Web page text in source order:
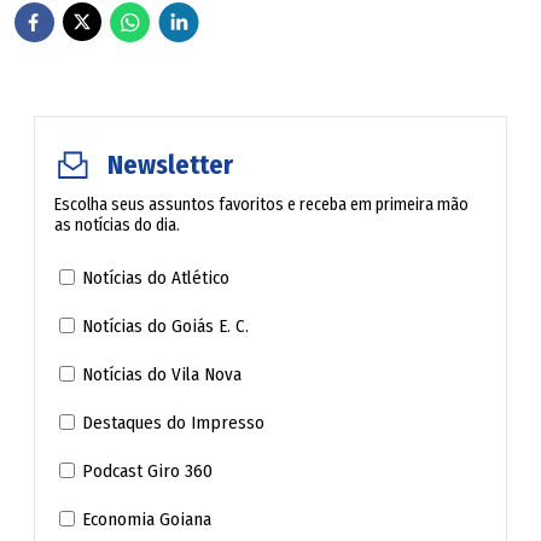
dever inalienável de defender a correta aplicação da lei e
o pior dos criminosos. A Constituição Nacional não faz
diferença.
Heráclito Fontoura Sobral Pinto, renomado criminalista e
covardes."
solitário no campo, necessita de coragem para enfrentar a
batalha de um caso penal por vezes inglório. Quando a
Newsletter
Escolha seus assuntos favoritos e receba em primeira mão
as notícias do dia.
Notícias do Atlético
Notícias do Goiás E. C.
Notícias do Vila Nova
Destaques do Impresso
Podcast Giro 360
Economia Goiana